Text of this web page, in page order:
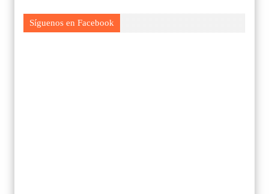
Síguenos en Facebook